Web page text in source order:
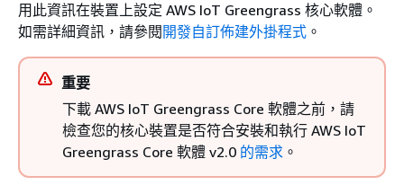
用此資訊在裝置上設定 AWS IoT Greengrass 核心軟體。
如需詳細資訊，請參閱 開發自訂佈建外掛程式 。
重要
下載 AWS IoT Greengrass Core 軟體之前，請
檢查您的核心裝置是否符合安裝和執行 AWS IoT
Greengrass Core 軟體 v2.0 的需求 。